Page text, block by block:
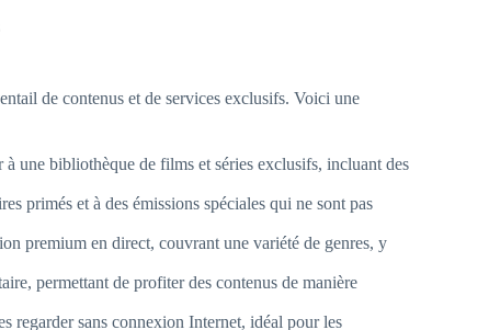
de contenus et de services exclusifs. Voici une
une bibliothèque de films et séries exclusifs, incluant des
primés et à des émissions spéciales qui ne sont pas
premium en direct, couvrant une variété de genres, y
permettant de profiter des contenus de manière
regarder sans connexion Internet, idéal pour les